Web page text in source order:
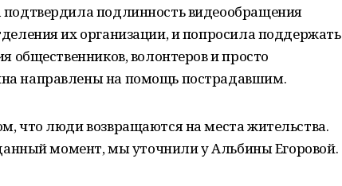
подлинность видеообращения
их организации, и попросила поддержать
общественников, волонтеров и просто
направлены на помощь пострадавшим.
что люди возвращаются на места жительства.
момент, мы уточнили у Альбины Егоровой.